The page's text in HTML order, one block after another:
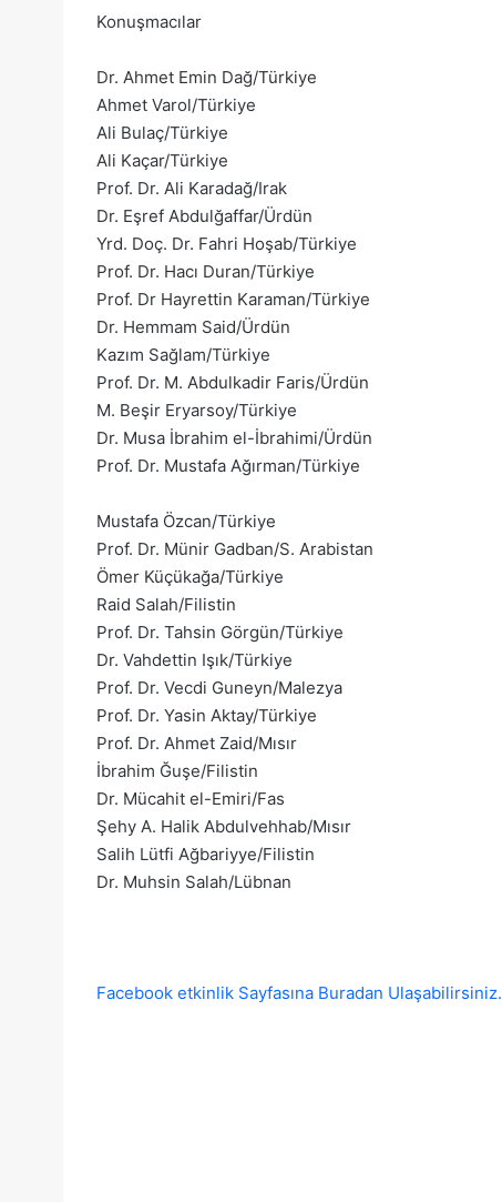
Konuşmacılar
Dr. Ahmet Emin Dağ/Türkiye
Ahmet Varol/Türkiye
Ali Bulaç/Türkiye
Ali Kaçar/Türkiye
Prof. Dr. Ali Karadağ/Irak
Dr. Eşref Abdulğaffar/Ürdün
Yrd. Doç. Dr. Fahri Hoşab/Türkiye
Prof. Dr. Hacı Duran/Türkiye
Prof. Dr Hayrettin Karaman/Türkiye
Dr. Hemmam Said/Ürdün
Kazım Sağlam/Türkiye
Prof. Dr. M. Abdulkadir Faris/Ürdün
M. Beşir Eryarsoy/Türkiye
Dr. Musa İbrahim el-İbrahimi/Ürdün
Prof. Dr. Mustafa Ağırman/Türkiye
Mustafa Özcan/Türkiye
Prof. Dr. Münir Gadban/S. Arabistan
Ömer Küçükağa/Türkiye
Raid Salah/Filistin
Prof. Dr. Tahsin Görgün/Türkiye
Dr. Vahdettin Işık/Türkiye
Prof. Dr. Vecdi Guneyn/Malezya
Prof. Dr. Yasin Aktay/Türkiye
Prof. Dr. Ahmet Zaid/Mısır
İbrahim Ğuşe/Filistin
Dr. Mücahit el-Emiri/Fas
Şehy A. Halik Abdulvehhab/Mısır
Salih Lütfi Ağbariyye/Filistin
Dr. Muhsin Salah/Lübnan
Facebook etkinlik Sayfasına Buradan Ulaşabilirsiniz.